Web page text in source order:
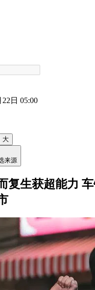
日 05:00
大
来源
复生获超能力